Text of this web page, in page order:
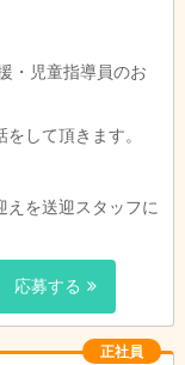
・児童指導員のお
して頂きます。
えを送迎スタッフに
って頂きます。そ
す。そのあとは、
緒に過ごしていた
す。（＊福祉スタッ
応募する
正社員